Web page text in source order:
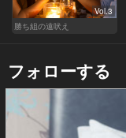
Vol.3
勝ち組の遠吠え
フォローする